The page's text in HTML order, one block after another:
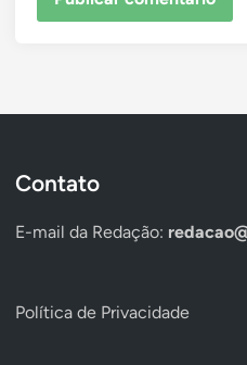
Contato
E-mail da Redação:
Política de Privacidade